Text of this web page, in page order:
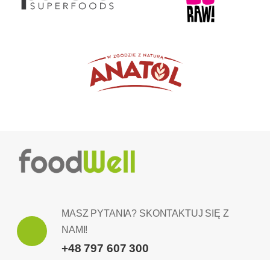
MASZ PYTANIA? SKONTAKTUJ SIĘ Z
NAMI!
+48 797 607 300